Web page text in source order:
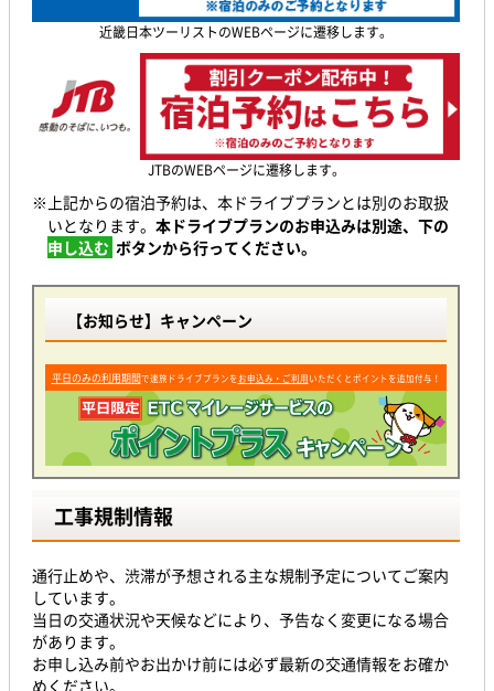
近畿日本ツーリストのWEBページに遷移します。
JTBのWEBページに遷移します。
※上記からの宿泊予約は、本ドライブプランとは別のお取扱
いとなります。 本ドライブプランのお申込みは別途、下の
申し込む ボタンから行ってください。
【お知らせ】キャンペーン
平日のみの利用期間で速旅ドライブプランをお申込み・ご利用いただくとポイントを追加付与！
工事規制情報
通行止めや、渋滞が予想される主な規制予定についてご案内
しています。
当日の交通状況や天候などにより、予告なく変更になる場合
があります。
お申し込み前やお出かけ前には必ず最新の交通情報をお確か
めください。